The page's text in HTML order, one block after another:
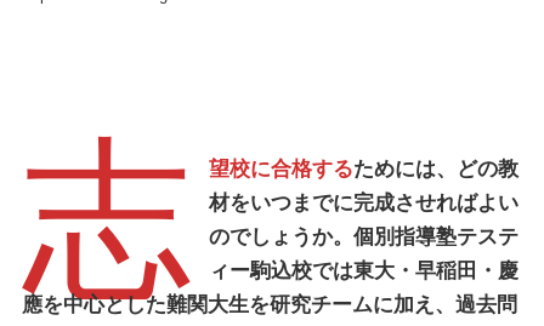
志 望校に合格するためには、どの教
材をいつまでに完成させればよい
のでしょうか。 個別指導塾テステ
ィー駒込校では東大・早稲田・慶
應を中心とした難関大生を研究チームに加え、過去問